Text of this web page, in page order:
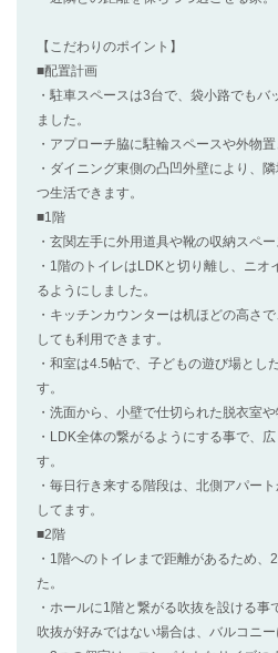
【こだわりのポイント】
■配置計画
・駐車スペースは3台で、袋小路でもバ
ました。
・アプローチ脇に駐輪スペースや外物
・ダイニング東側の凸凹外壁により、
つ生活できます。
■1階
・玄関左手に外用道具や靴の収納スペー
・1階のトイレはLDKと切り離し、ニオ
るようにしました。
・キッチンカウンターは机ほどの高さ
しても利用できます。
・和室は4.5帖で、子どもの遊び場とし
す。
・洗面から、小壁で仕切られた脱衣室
・LDK全体の繋がるようにする事で、
す。
・毎日行き来する階段は、北側アパー
してます。
■2階
・1階へのトイレまで距離があるため、
た。
・ホールに1階と繋がる吹抜を設ける事
吹抜が好みではない場合は、バルコニー